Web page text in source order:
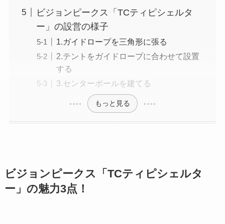
ビジョンピークス「TCティピシェルタ
ー」の設営の様子
1.ガイドロープを三角形に張る
2.テントをガイドロープに合わせて設置
する
3.センターポールを建てる
もっと見る
ビジョンピークス「TCティピシェルタ
ー」の魅力3点！